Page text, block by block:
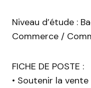
Niveau d’étude :
Commerce /
FICHE DE POSTE :
• Soutenir la